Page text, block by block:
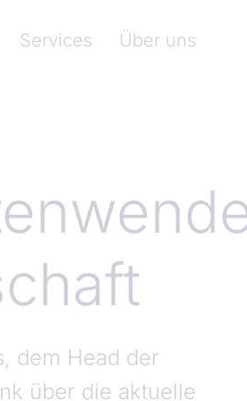
Services Über uns
dem Head der
über die aktuelle